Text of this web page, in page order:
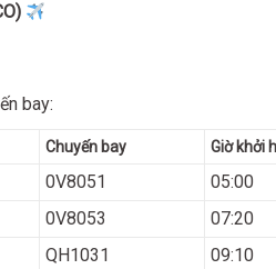
bay:
Chuyến bay Giờ khởi
0V8051 05:00
0V8053 07:20
QH1031 09:10